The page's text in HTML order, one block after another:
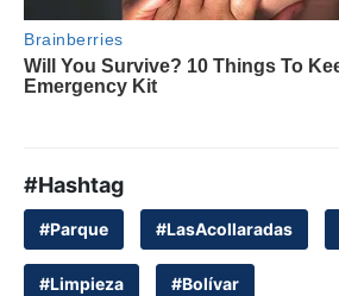
#Hashtag
#Parque #LasAcollaradas
#Limpieza #Bolívar